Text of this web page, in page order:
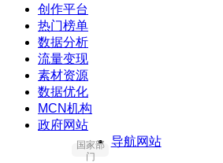
创作平台
热门榜单
数据分析
流量变现
素材资源
数据优化
MCN机构
政府网站
国家部
门
导航网站